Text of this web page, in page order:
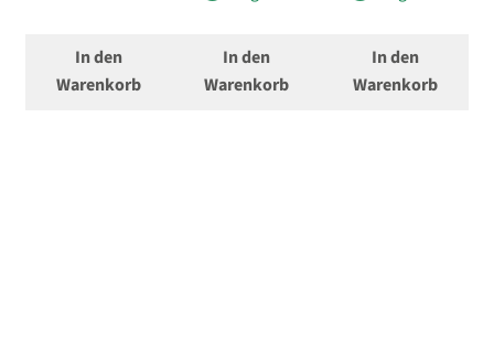
In den
Warenkorb
In den
Warenkorb
In den
Warenkorb